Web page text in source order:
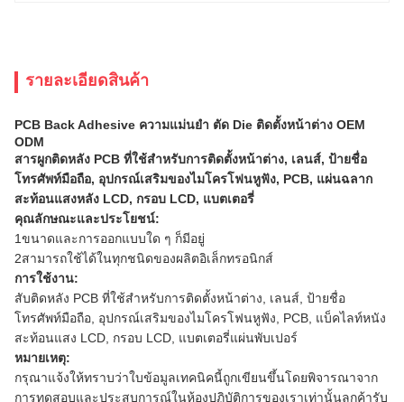
รายละเอียดสินค้า
PCB Back Adhesive ความแม่นยํา ตัด Die ติดตั้งหน้าต่าง OEM
ODM
สารผูกติดหลัง PCB ที่ใช้สําหรับการติดตั้งหน้าต่าง, เลนส์, ป้ายชื่อ
โทรศัพท์มือถือ, อุปกรณ์เสริมของไมโครโฟนหูฟัง, PCB, แผ่นฉลาก
สะท้อนแสงหลัง LCD, กรอบ LCD, แบตเตอรี่
คุณลักษณะและประโยชน์:
1ขนาดและการออกแบบใด ๆ ก็มีอยู่
2สามารถใช้ได้ในทุกชนิดของผลิตอิเล็กทรอนิกส์
การใช้งาน:
สับติดหลัง PCB ที่ใช้สําหรับการติดตั้งหน้าต่าง, เลนส์, ป้ายชื่อ
โทรศัพท์มือถือ, อุปกรณ์เสริมของไมโครโฟนหูฟัง, PCB, แบ็คไลท์หนัง
สะท้อนแสง LCD, กรอบ LCD, แบตเตอรี่แผ่นพับเปอร์
หมายเหตุ:
กรุณาแจ้งให้ทราบว่าใบข้อมูลเทคนิคนี้ถูกเขียนขึ้นโดยพิจารณาจาก
การทดสอบและประสบการณ์ในห้องปฏิบัติการของเราเท่านั้นลูกค้ารับ